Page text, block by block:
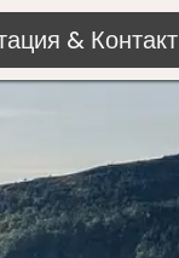
& Контакт